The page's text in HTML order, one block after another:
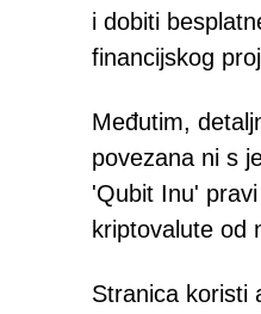
i dobiti
financijskog
Međutim,
povezana ni s
'Qubit Inu'
kriptovalute od
Stranica koristi